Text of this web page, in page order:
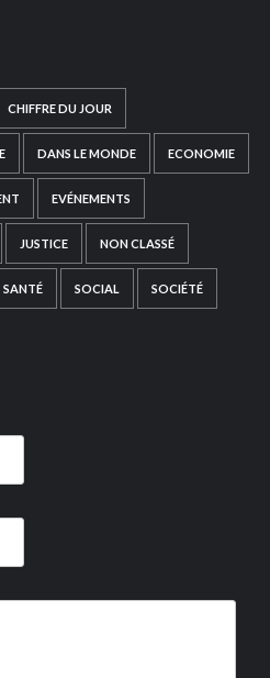
CHIFFRE DU JOUR
DANS LE MONDE ECONOMIE
EVÉNEMENTS
JUSTICE NON CLASSÉ
SANTÉ SOCIAL SOCIÉTÉ